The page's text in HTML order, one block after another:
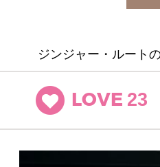
ジンジャー・ルート
LOVE 23